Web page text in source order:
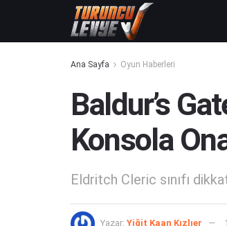
Ana Sayfa Oyun Haberleri
Baldur’s
Konsola
Eldritch Cleric sınıfı
Yazar: Yiğit Kaan Kızlıer